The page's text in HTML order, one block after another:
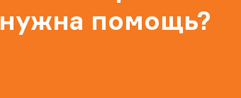
нужна помощь?